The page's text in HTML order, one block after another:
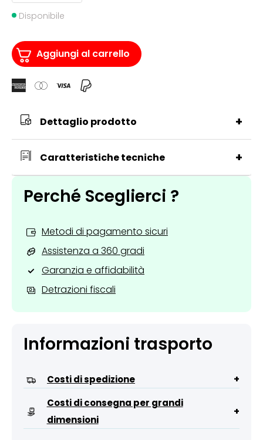
50
SOLID
CORE
PISTASIA
EFFETTO
LEGNO
1220X225X5,5MM
Disponibile
Aggiungi al carrello
Dettaglio prodotto +
Caratteristiche tecniche +
Perché Sceglierci ?
Metodi di pagamento sicuri
Assistenza a 360 gradi
Garanzia e affidabilità
Detrazioni fiscali
Informazioni trasporto
Costi di spedizione +
Costi di consegna per grandi
dimensioni
+